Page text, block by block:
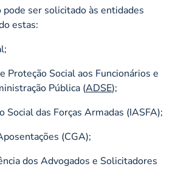
ser solicitado às entidades
estas:
Proteção Social aos Funcionários e
Pública (ADSE);
Social das Forças Armadas (IASFA);
(CGA);
dos Advogados e Solicitadores